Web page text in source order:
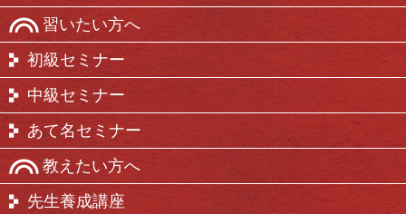
習いたい方へ
初級セミナー
中級セミナー
あて名セミナー
教えたい方へ
先生養成講座